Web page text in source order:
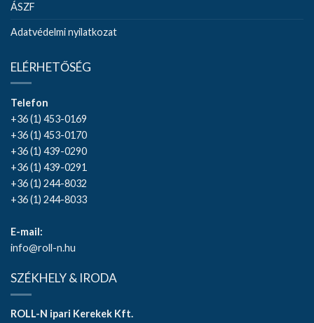
ÁSZF
Adatvédelmi nyilatkozat
ELÉRHETŐSÉG
Telefon
+36 (1) 453-0169
+36 (1) 453-0170
+36 (1) 439-0290
+36 (1) 439-0291
+36 (1) 244-8032
+36 (1) 244-8033
E-mail:
info@roll-n.hu
SZÉKHELY & IRODA
ROLL-N ipari Kerekek Kft.